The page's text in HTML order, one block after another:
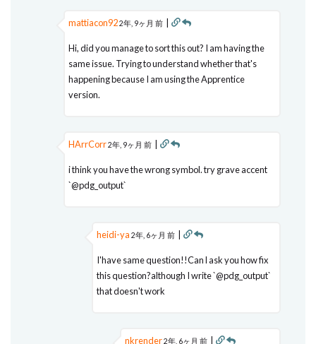
mattiacon922年, 9ヶ月 前 |
Hi, did you manage to sort this out? I am having the
same issue. Trying to understand whether that's
happening because I am using the Apprentice
version.
HArrCorr2年, 9ヶ月 前 |
i think you have the wrong symbol. try grave accent
`@pdg_output`
heidi-ya 2年, 6ヶ月 前 |
I'have same question!!Can l ask you how fix
this question?although I write `@pdg_output`
that doesn't work
nkrender2年, 6ヶ月 前 |